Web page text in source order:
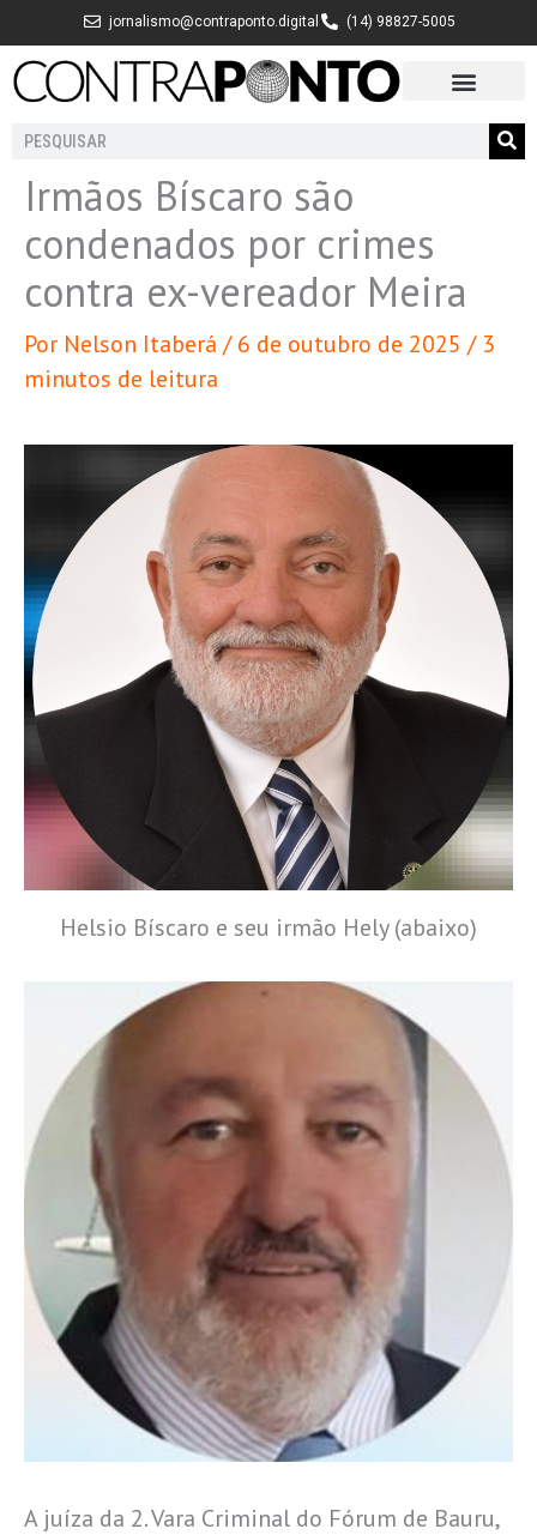
para
jornalismo@contraponto.digital (14) 98827-5005
Pesquisar
Irmãos Bíscaro são
condenados por crimes
contra ex-vereador Meira
Por Nelson Itaberá /6 de outubro de 2025 / 3
minutos de leitura
Helsio Bíscaro e seu irmão Hely (abaixo)
A juíza da 2. Vara Criminal do Fórum de Bauru,